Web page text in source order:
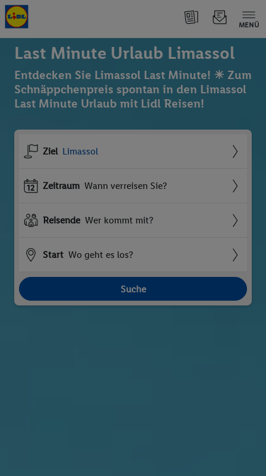
MENÜ
Last Minute Urlaub Limassol
Entdecken Sie Limassol Last Minute! ☀ Zum
Schnäppchenpreis spontan in den Limassol
Last Minute Urlaub mit Lidl Reisen!
Ziel Limassol
Zeitraum Wann verreisen Sie?
Reisende Wer kommt mit?
Start Wo geht es los?
Suche